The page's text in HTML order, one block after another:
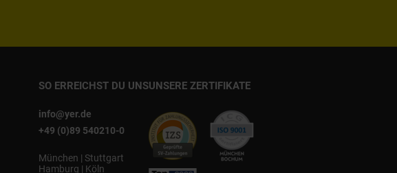
SO ERREICHST DU UNS
info@yer.de
+49 (0)89 540210-0
München | Stuttgart
Hamburg | Köln
UNSERE ZERTIFIKATE